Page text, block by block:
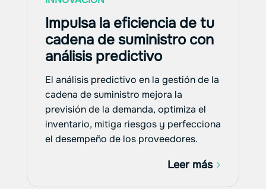
Impulsa la eficiencia de tu
cadena de suministro con
análisis predictivo
El análisis predictivo en la gestión de la
cadena de suministro mejora la
previsión de la demanda, optimiza el
inventario, mitiga riesgos y perfecciona
el desempeño de los proveedores.
Leer más